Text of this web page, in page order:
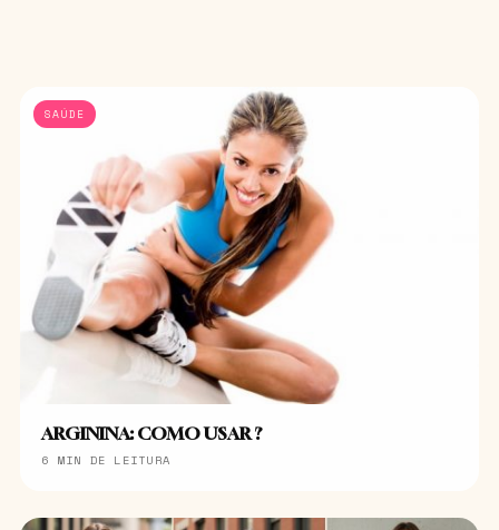
SAÚDE
ARGININA: COMO USAR ?
6 MIN DE LEITURA